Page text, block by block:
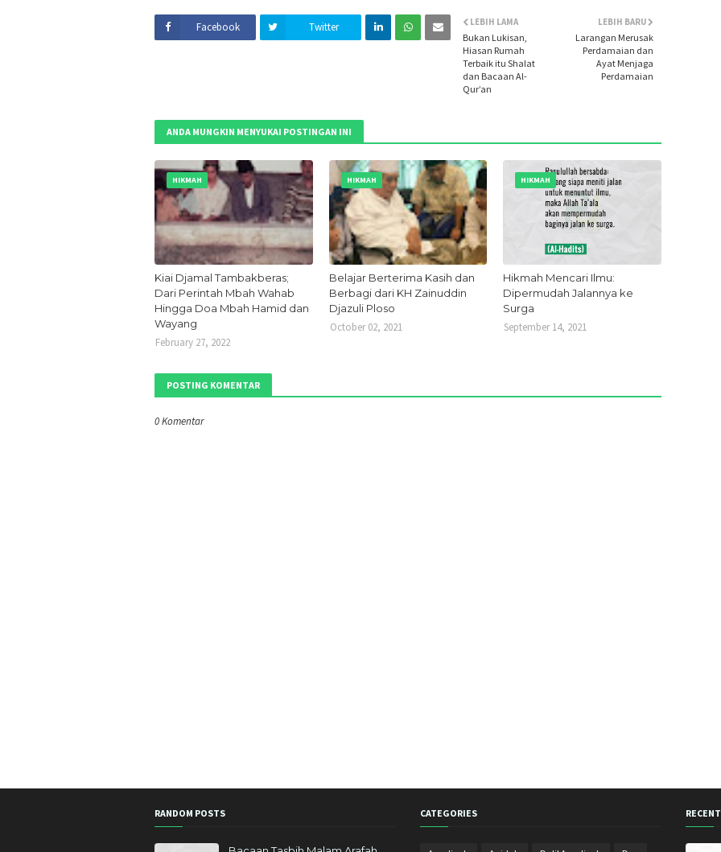
Facebook Twitter LEBIH BARU
Larangan Merusak
Perdamaian dan
Ayat Menjaga
Perdamaian
LEBIH LAMA
Bukan Lukisan,
Hiasan Rumah
Terbaik itu Shalat
dan Bacaan Al-
Qur’an
ANDA MUNGKIN MENYUKAI POSTINGAN INI
HIKMAH
Kiai Djamal Tambakberas;
Dari Perintah Mbah Wahab
Hingga Doa Mbah Hamid dan
Wayang
February 27, 2022
HIKMAH
Belajar Berterima Kasih dan
Berbagi dari KH Zainuddin
Djazuli Ploso
October 02, 2021
HIKMAH
Hikmah Mencari Ilmu:
Dipermudah Jalannya ke
Surga
September 14, 2021
POSTING KOMENTAR
0 Komentar
RANDOM POSTS CATEGORIES